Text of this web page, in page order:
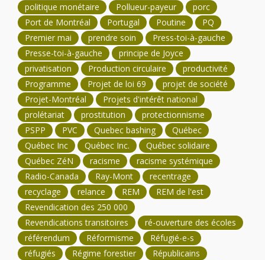
politique monétaire
Pollueur-payeur
porc
Port de Montréal
Portugal Poutine
PQ
Premier mai
prendre soin
Press-toi-à-gauche
Presse-toi-à-gauche
principe de Joyce
privatisation
Production circulaire
productivité
Programme
Projet de loi 69
projet de société
Projet-Montréal
Projets d'intérêt national
prolétariat
prostitution
protectionnisme
PSPP
PVC Quebec bashing
Québec
Québec Inc
Québec Inc.
Québec solidaire
Québec ZéN
racisme
racisme systémique
Radio-Canada
Ray-Mont
recentrage
recyclage
relance REM
REM de l'est
Revendication des 250 000
Revendications transitoires
ré-ouverture des écoles
référendum
Réformisme
Réfugié-e-s
réfugiés
Régime forestier
Républicains